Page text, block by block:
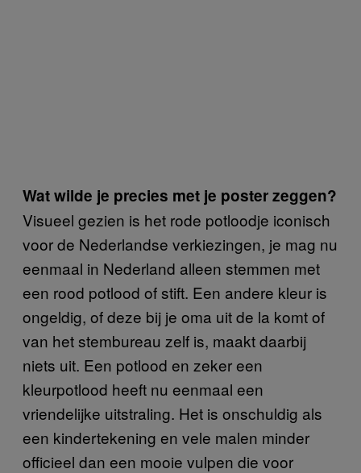
Wat wilde je precies met je poster zeggen?
Visueel gezien is het rode potloodje iconisch
voor de Nederlandse verkiezingen, je mag nu
eenmaal in Nederland alleen stemmen met
een rood potlood of stift. Een andere kleur is
ongeldig, of deze bij je oma uit de la komt of
van het stembureau zelf is, maakt daarbij
niets uit. Een potlood en zeker een
kleurpotlood heeft nu eenmaal een
vriendelijke uitstraling. Het is onschuldig als
een kindertekening en vele malen minder
officieel dan een mooie vulpen die voor